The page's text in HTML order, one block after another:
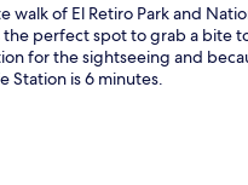
walk of El Retiro Park and
perfect spot to grab a bite
for the sightseeing and
Station is 6 minutes.